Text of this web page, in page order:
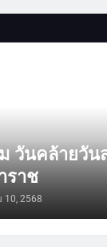
วันคล้ายวัน
ราช
10, 2568